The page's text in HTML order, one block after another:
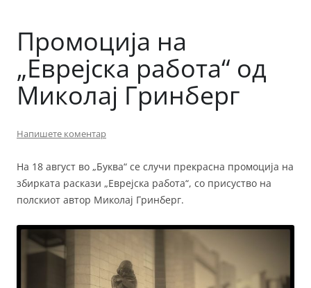
Промоција на
„Еврејска работа“ од
Миколај Гринберг
Напишете коментар
На 18 август во „Буква“ се случи прекрасна промоција на
збирката раскази „Еврејска работа“, со присуство на
полскиот автор Миколај Гринберг.